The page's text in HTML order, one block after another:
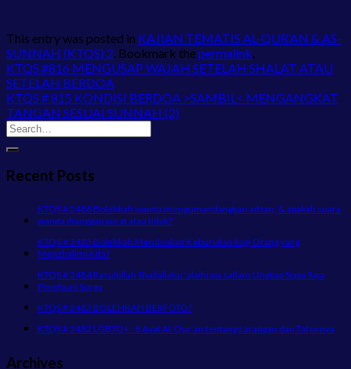
This entry was posted in KAJIAN TEMATIS AL-QUR’AN & AS-
SUNNAH (KTQS) 2. Bookmark thepermalink.
KTQS #816 MENGUSAP WAJAH SETELAH SHALAT ATAU
SETELAH BERDOA
KTQS # 815 KONDISI BERDOA >SAMBIL< MENGANGKAT
TANGAN SESUAI SUNNAH (2)
Recent Posts
KTQS # 2486 Bolehkah wanita mengumandangkan adzan, & apakah suara
wanita dianggap aurat atau tidak?
KTQS # 2485 Bolehkah Mendoakan Keburukan bagi Orang yang
Menzhalimi Kita?
KTQS # 2484 Rasulullah Shallallahu ‘alaihi wa sallam Ungkap Siapa Saja
Penghuni Surga
KTQS # 2483 BOLEHKAH BERFOTO?
KTQS # 2482 LGBTQ+ : 6 Ayat Al-Qur’an tentang Larangan dan Tafsirnya
Archives